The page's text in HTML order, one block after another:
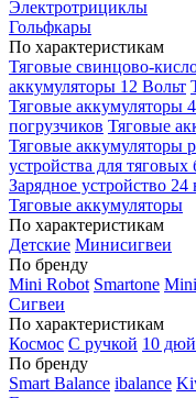
Электротрициклы
Гольфкары
По характеристикам
Тяговые свинцово-
аккумуляторы 12 Вольт
Тяговые аккумуляторы
погрузчиков Тяговые
Тяговые аккумуляторы
устройства для тяговых
Зарядное устройство 24
Тяговые аккумуляторы
По характеристикам
Детские Минисигвеи
По бренду
Mini Robot Smartone
Сигвеи
По характеристикам
Космос С ручкой 10
По бренду
Smart Balance ibalance